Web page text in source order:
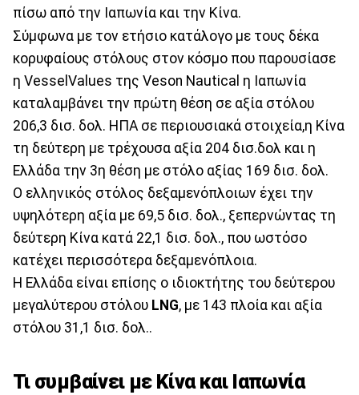
πίσω από την Ιαπωνία και την Κίνα.
Σύμφωνα με τον ετήσιο κατάλογο με τους δέκα
κορυφαίους στόλους στον κόσμο που παρουσίασε
η VesselValues της Veson Nautical η Ιαπωνία
καταλαμβάνει την πρώτη θέση σε αξία στόλου
206,3 δισ. δολ. ΗΠΑ σε περιουσιακά στοιχεία,η Κίνα
τη δεύτερη με τρέχουσα αξία 204 δισ.δολ και η
Ελλάδα την 3η θέση με στόλο αξίας 169 δισ. δολ.
Ο ελληνικός στόλος δεξαμενόπλοιων έχει την
υψηλότερη αξία με 69,5 δισ. δολ., ξεπερνώντας τη
δεύτερη Κίνα κατά 22,1 δισ. δολ., που ωστόσο
κατέχει περισσότερα δεξαμενόπλοια.
Η Ελλάδα είναι επίσης ο ιδιοκτήτης του δεύτερου
μεγαλύτερου στόλου LNG, με 143 πλοία και αξία
στόλου 31,1 δισ. δολ..
Τι συμβαίνει με Κίνα και Ιαπωνία